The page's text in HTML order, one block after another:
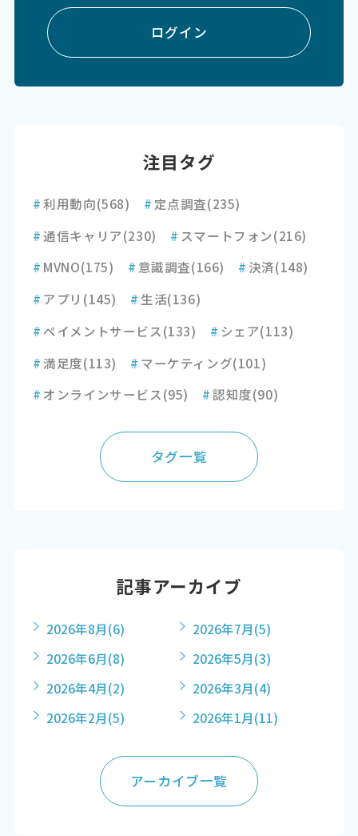
ログイン
注目タグ
#利用動向(568) # 定点調査(235)
#通信キャリア(230) # スマートフォン(216)
# MVNO(175) # 意識調査(166) # 決済(148)
# アプリ (145) # 生活(136)
# ペイメントサービス(133) # シェア(113)
#満足度(113) # マーケティング(101)
# オンラインサービス(95) #認知度(90)
タグ一覧
記事アーカイブ
2026年8月(6) 2026年7月(5)
2026年6月(8) 2026年5月(3)
2026年4月(2) 2026年3月(4)
2026年2月(5) 2026年1月(11)
アーカイブ一覧